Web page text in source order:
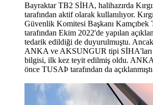
Bayraktar TB2 SİHA, halihazırda
tarafından aktif olarak kullanılıyor.
Güvenlik Komitesi Başkanı Kamçıbek
tarafından Ekim 2022'de yapılan
tedarik edildiği de duyurulmuştu. Ancak
ANKA ve AKSUNGUR tipi SİHA'ları
bilgisi, ilk kez teyit edilmiş oldu.
önce TUSAÞ tarafından da